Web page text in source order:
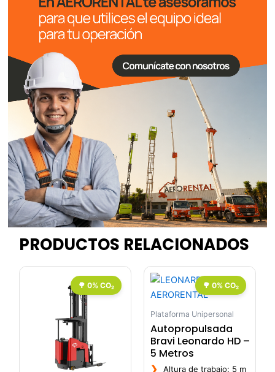
PRODUCTOS RELACIONADOS
Plataforma Unipersonal
Autopropulsada
Bravi Leonardo HD –
5 Metros
❯ Altura de trabajo: 5 m